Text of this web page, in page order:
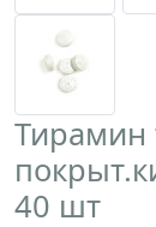
Тирамин
40 шт